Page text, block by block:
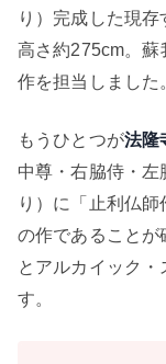
り）完成した現存
高さ約275cm。蘇
作を担当しました
もうひとつが法隆
中尊・右脇侍・
り）に「止利仏
の作であることが
とアルカイック・
す。